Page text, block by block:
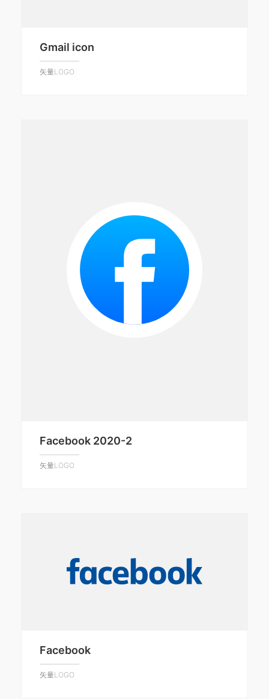
Gmail icon
矢量LOGO
Facebook 2020-2
矢量LOGO
Facebook
矢量LOGO